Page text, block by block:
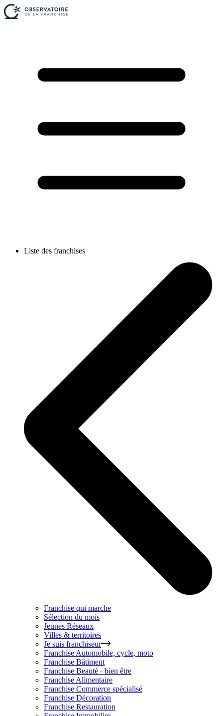
Liste des franchises
Franchise qui marche
Sélection du mois
Jeunes Réseaux
Villes & territoires
Je suis franchiseur
Franchise Automobile, cycle, moto
Franchise Bâtiment
Franchise Beauté - bien être
Franchise Alimentaire
Franchise Commerce spécialisé
Franchise Décoration
Franchise Restauration